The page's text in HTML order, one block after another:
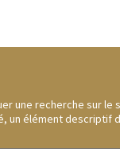
une recherche sur le
un élément descriptif